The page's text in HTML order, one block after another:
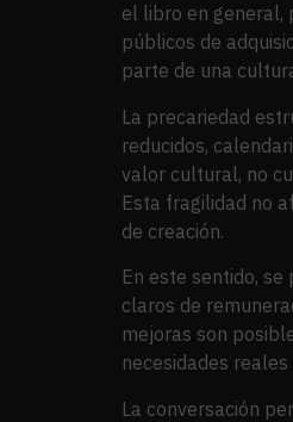
el libro en general,
públicos de
parte de una
La precariedad
reducidos,
valor cultural, no
Esta fragilidad no
de creación.
En este sentido,
claros de
mejoras son
necesidades
La conversación